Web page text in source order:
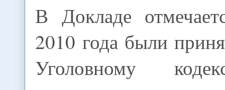
В Докладе
2010 года были
Уголовному